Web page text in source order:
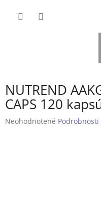
NUTREND
CAPS 120
Priemerné
Neohodnotené